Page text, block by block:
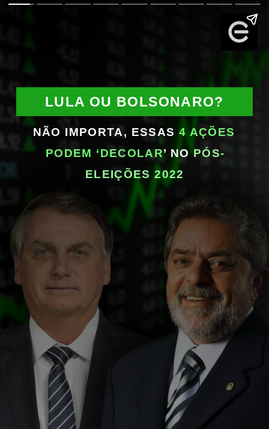
NÃO IMPORTA, ESSAS 4 AÇÕES
PODEM ‘DECOLAR’ NO PÓS-
ELEIÇÕES 2022
LULA OU BOLSONARO?